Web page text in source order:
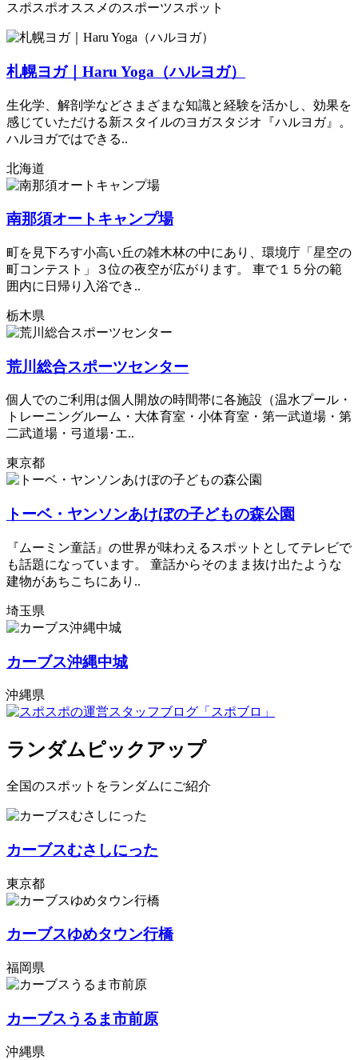
スポスポオススメのスポーツスポット
札幌ヨガ｜Haru Yoga（ハルヨガ）
生化学、解剖学などさまざまな知識と経験を活かし、効果を
感じていただける新スタイルのヨガスタジオ『ハルヨガ』。
ハルヨガではできる..
北海道
南那須オートキャンプ場
町を見下ろす小高い丘の雑木林の中にあり、環境庁「星空の
町コンテスト」３位の夜空が広がります。 車で１５分の範
囲内に日帰り入浴でき..
栃木県
荒川総合スポーツセンター
個人でのご利用は個人開放の時間帯に各施設（温水プール・
トレーニングルーム・大体育室・小体育室・第一武道場・第
二武道場・弓道場･エ..
東京都
トーベ・ヤンソンあけぼの子どもの森公園
『ムーミン童話』の世界が味わえるスポットとしてテレビで
も話題になっています。 童話からそのまま抜け出たような
建物があちこちにあり..
埼玉県
カーブス沖縄中城
沖縄県
ランダムピックアップ
全国のスポットをランダムにご紹介
カーブスむさしにった
東京都
カーブスゆめタウン行橋
福岡県
カーブスうるま市前原
沖縄県